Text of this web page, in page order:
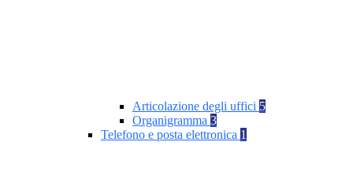
Articolazione degli uffici 5
Organigramma 3
Telefono e posta elettronica 1